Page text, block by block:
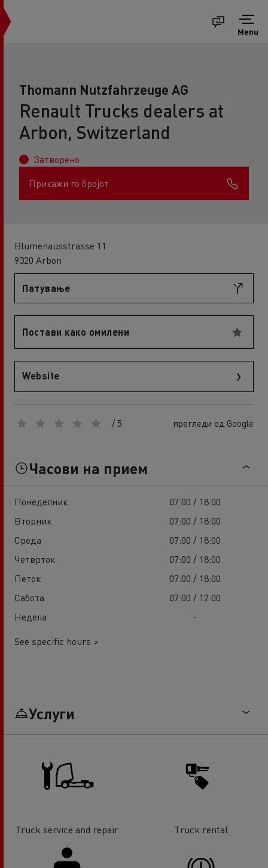
Menu
Thomann Nutzfahrzeuge AG
Renault Trucks dealers at
Arbon, Switzerland
Затворено
Прикажи го бројот
Blumenausstrasse 11
9320 Arbon
Патување
Постави како омилени
Website
/ 5 прегледи од Google
Часови на прием
Понеделник
07:00 / 18:00
Вторник
07:00 / 18:00
Среда
07:00 / 18:00
Четврток
07:00 / 18:00
Петок
07:00 / 18:00
Сабота
07:00 / 12:00
Недела
-
See specific hours >
Услуги
Truck service and repair Truck rental